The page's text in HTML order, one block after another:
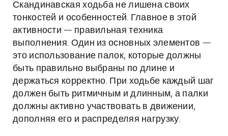
Скандинавская ходьба не лишена своих
тонкостей и особенностей. Главное в этой
активности — правильная техника
выполнения. Один из основных элементов —
это использование палок, которые должны
быть правильно выбраны по длине и
держаться корректно. При ходьбе каждый шаг
должен быть ритмичным и длинным, а палки
должны активно участвовать в движении,
дополняя его и распределяя нагрузку.